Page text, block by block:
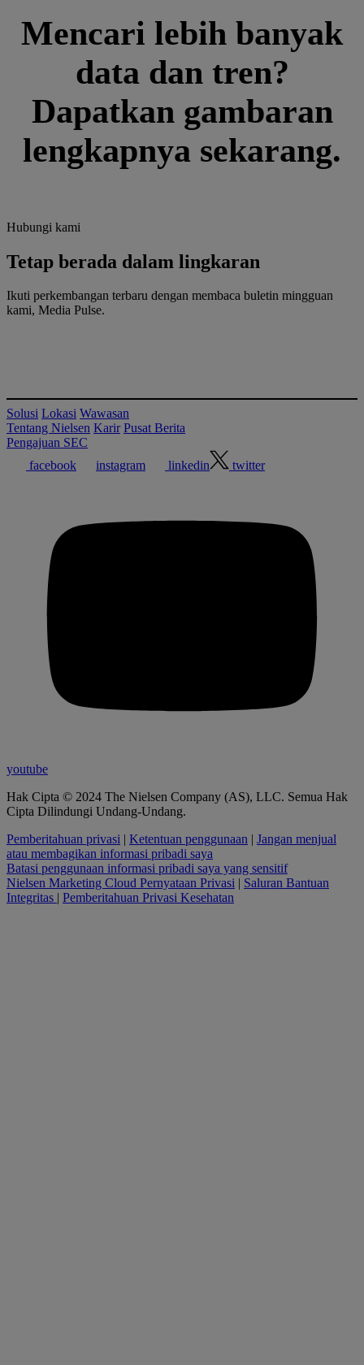
Mencari lebih banyak
data dan tren?
Dapatkan gambaran
lengkapnya sekarang.
Hubungi kami
Tetap berada dalam lingkaran
Ikuti perkembangan terbaru dengan membaca buletin mingguan
kami, Media Pulse.
Solusi Lokasi Wawasan
Tentang Nielsen Karir Pusat Berita
Pengajuan SEC
facebook
instagram linkedin twitter
youtube
Hak Cipta © 2024 The Nielsen Company (AS), LLC. Semua Hak
Cipta Dilindungi Undang-Undang.
Pemberitahuan privasi | Ketentuan penggunaan | Jangan menjual
atau membagikan informasi pribadi saya
Batasi penggunaan informasi pribadi saya yang sensitif
Nielsen Marketing Cloud Pernyataan Privasi | Saluran Bantuan
Integritas | Pemberitahuan Privasi Kesehatan